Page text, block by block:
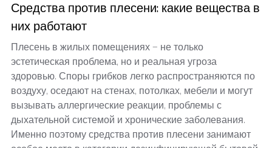
Средства против плесени: какие вещества в
них работают
Плесень в жилых помещениях — не только
эстетическая проблема, но и реальная угроза
здоровью. Споры грибков легко распространяются по
воздуху, оседают на стенах, потолках, мебели и могут
вызывать аллергические реакции, проблемы с
дыхательной системой и хронические заболевания.
Именно поэтому средства против плесени занимают